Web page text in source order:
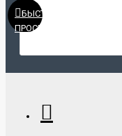
БЫСТРЫЙ
ПРОСМОТР